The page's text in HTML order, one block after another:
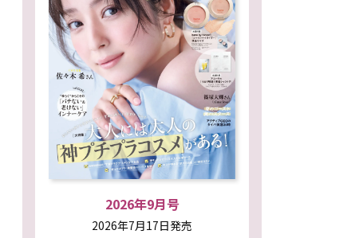
2026年9月号
2026年7月17日発売